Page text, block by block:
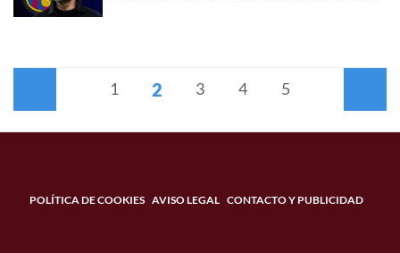
1 2 3 4 5
POLÍTICA DE COOKIES AVISO LEGAL CONTACTO Y PUBLICIDAD